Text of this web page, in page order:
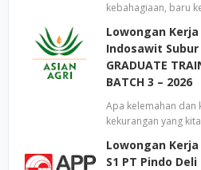
kebahagiaan, baru
Lowongan
Indosawit
GRADUATE
BATCH 3 – 2026
Apa kelemahan dan
kekurangan yang
Lowongan Kerja
S1 PT Pindo